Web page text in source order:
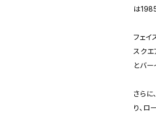
は
フェ
スク
とバー
さら
り、ロ